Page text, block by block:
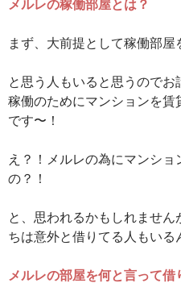
メルレの稼働部屋とは？
まず、大前提として稼働部屋
と思う人もいると思うので
稼働のためにマンションを
です〜！
え？！メルレの為にマンシ
の？！
と、思われるかもしれませ
ちは意外と借りてる人もいる
メルレの部屋を何と言って借